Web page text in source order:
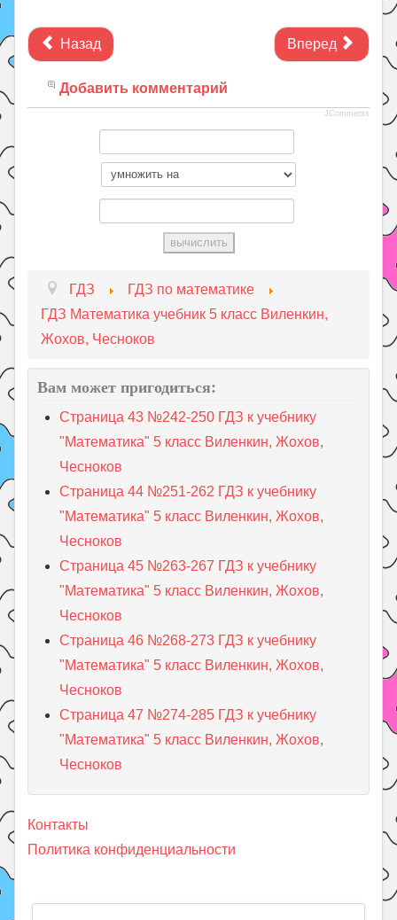
Назад Вперед
Добавить комментарий
JComments
ГДЗ
ГДЗ по математике
ГДЗ Математика учебник 5 класс Виленкин,
Жохов, Чесноков
Вам может пригодиться:
Страница 43 №242-250 ГДЗ к учебнику
"Математика" 5 класс Виленкин, Жохов,
Чесноков
Страница 44 №251-262 ГДЗ к учебнику
"Математика" 5 класс Виленкин, Жохов,
Чесноков
Страница 45 №263-267 ГДЗ к учебнику
"Математика" 5 класс Виленкин, Жохов,
Чесноков
Страница 46 №268-273 ГДЗ к учебнику
"Математика" 5 класс Виленкин, Жохов,
Чесноков
Страница 47 №274-285 ГДЗ к учебнику
"Математика" 5 класс Виленкин, Жохов,
Чесноков
Контакты
Политика конфиденциальности